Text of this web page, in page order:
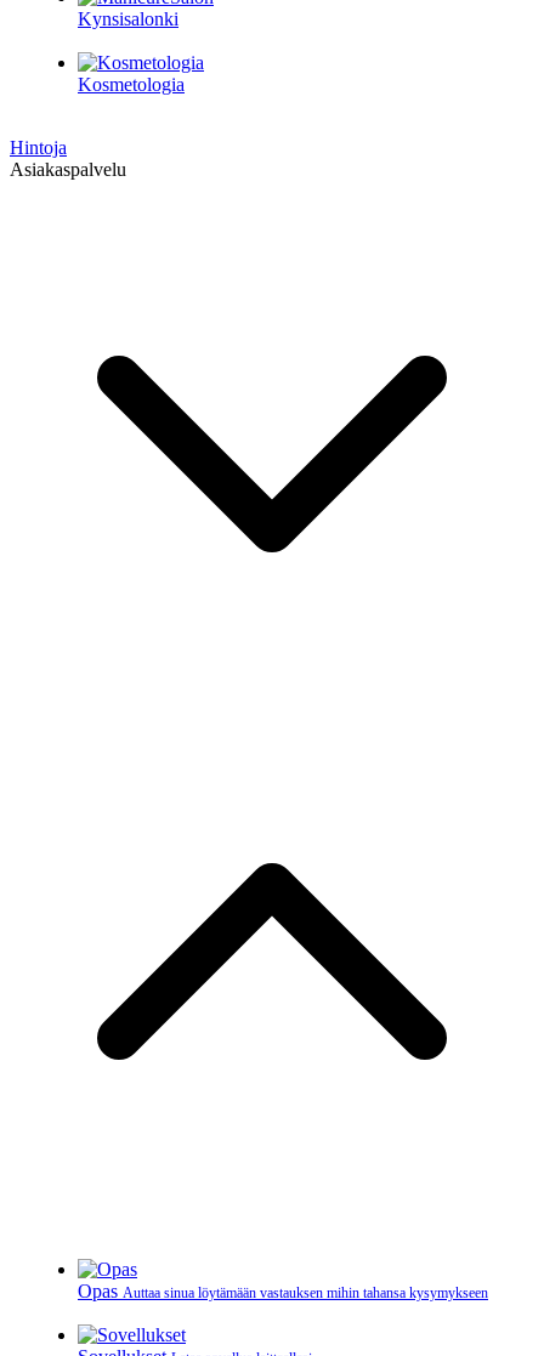
Kynsisalonki
Kosmetologia
Hintoja
Asiakaspalvelu
Opas Auttaa sinua löytämään vastauksen mihin tahansa kysymykseen